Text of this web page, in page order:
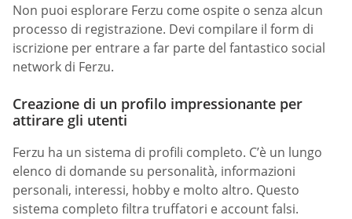
Non puoi esplorare Ferzu come ospite o senza alcun
processo di registrazione. Devi compilare il form di
iscrizione per entrare a far parte del fantastico social
network di Ferzu.
Creazione di un profilo impressionante per
attirare gli utenti
Ferzu ha un sistema di profili completo. C’è un lungo
elenco di domande su personalità, informazioni
personali, interessi, hobby e molto altro. Questo
sistema completo filtra truffatori e account falsi.